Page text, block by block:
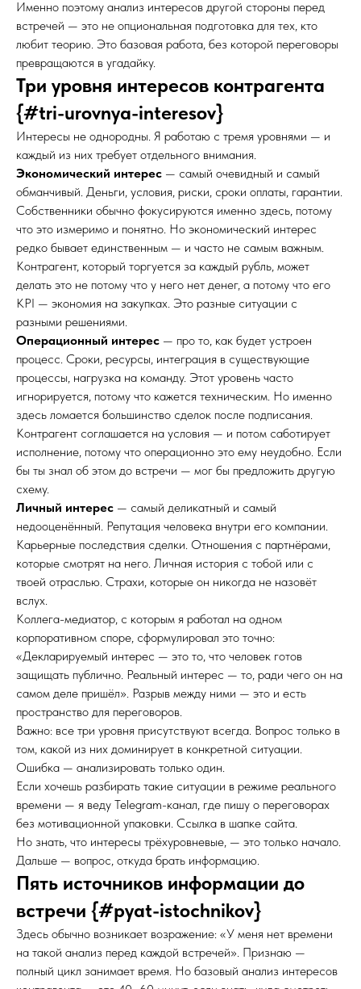
Именно поэтому анализ интересов другой стороны перед
встречей — это не опциональная подготовка для тех, кто
любит теорию. Это базовая работа, без которой переговоры
превращаются в угадайку.
Три уровня интересов контрагента
{#tri-urovnya-interesov}
Интересы не однородны. Я работаю с тремя уровнями — и
каждый из них требует отдельного внимания.
Экономический интерес — самый очевидный и самый
обманчивый. Деньги, условия, риски, сроки оплаты, гарантии.
Собственники обычно фокусируются именно здесь, потому
что это измеримо и понятно. Но экономический интерес
редко бывает единственным — и часто не самым важным.
Контрагент, который торгуется за каждый рубль, может
делать это не потому что у него нет денег, а потому что его
KPI — экономия на закупках. Это разные ситуации с
разными решениями.
Операционный интерес — про то, как будет устроен
процесс. Сроки, ресурсы, интеграция в существующие
процессы, нагрузка на команду. Этот уровень часто
игнорируется, потому что кажется техническим. Но именно
здесь ломается большинство сделок после подписания.
Контрагент соглашается на условия — и потом саботирует
исполнение, потому что операционно это ему неудобно. Если
бы ты знал об этом до встречи — мог бы предложить другую
схему.
Личный интерес — самый деликатный и самый
недооценённый. Репутация человека внутри его компании.
Карьерные последствия сделки. Отношения с партнёрами,
которые смотрят на него. Личная история с тобой или с
твоей отраслью. Страхи, которые он никогда не назовёт
вслух.
Коллега-медиатор, с которым я работал на одном
корпоративном споре, сформулировал это точно:
«Декларируемый интерес — это то, что человек готов
защищать публично. Реальный интерес — то, ради чего он на
самом деле пришёл». Разрыв между ними — это и есть
пространство для переговоров.
Важно: все три уровня присутствуют всегда. Вопрос только в
том, какой из них доминирует в конкретной ситуации.
Ошибка — анализировать только один.
Если хочешь разбирать такие ситуации в режиме реального
времени — я веду Telegram-канал, где пишу о переговорах
без мотивационной упаковки. Ссылка в шапке сайта.
Но знать, что интересы трёхуровневые, — это только начало.
Дальше — вопрос, откуда брать информацию.
Пять источников информации до
встречи {#pyat-istochnikov}
Здесь обычно возникает возражение: «У меня нет времени
на такой анализ перед каждой встречей». Признаю —
полный цикл занимает время. Но базовый анализ интересов